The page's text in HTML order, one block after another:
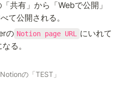
共有」から「Webで公開」
て公開される。
の Notion page URL
にいれて
る。
の「TEST」